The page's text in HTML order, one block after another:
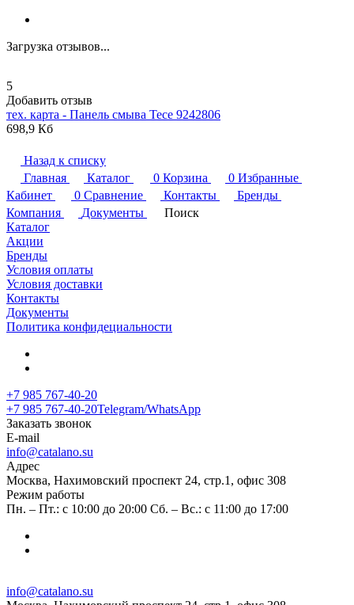
Загрузка отзывов...
5
Добавить отзыв
тех. карта - Панель смыва Tece 9242806
698,9 Кб
Назад к списку
Главная
Каталог 0 Корзина 0 Избранные
Кабинет
0 Сравнение Контакты
Бренды
Компания
Документы
Поиск
Каталог
Акции
Бренды
Условия оплаты
Условия доставки
Контакты
Документы
Политика конфидециальности
+7 985 767-40-20
+7 985 767-40-20Telegram/WhatsApp
Заказать звонок
E-mail
info@catalano.su
Адрес
Москва, Нахимовский проспект 24, стр.1, офис 308
Режим работы
Пн. – Пт.: с 10:00 до 20:00 Сб. – Вс.: с 11:00 до 17:00
info@catalano.su